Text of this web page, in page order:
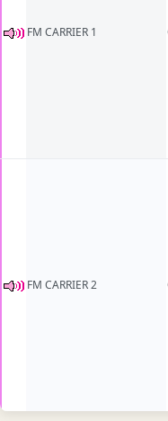
FM CARRIER 1
FM CARRIER 2